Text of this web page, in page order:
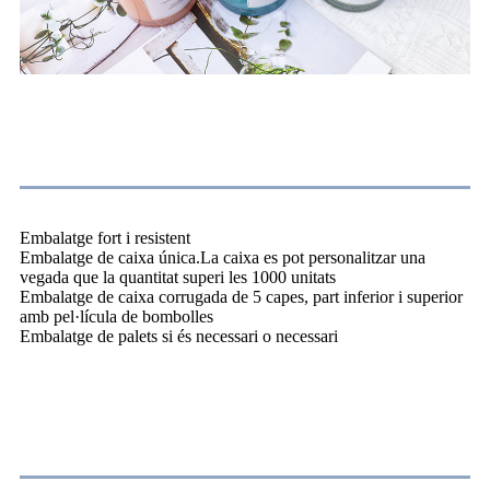
Embalatge fort i resistent
Embalatge de caixa única.La caixa es pot personalitzar una
vegada que la quantitat superi les 1000 unitats
Embalatge de caixa corrugada de 5 capes, part inferior i superior
amb pel·lícula de bombolles
Embalatge de palets si és necessari o necessari